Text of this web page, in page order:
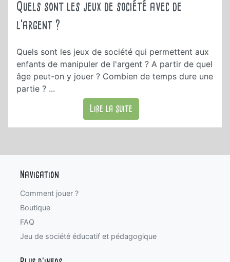
Quels sont les jeux de société avec de
l'argent ?
Quels sont les jeux de société qui permettent aux
enfants de manipuler de l'argent ? A partir de quel
âge peut-on y jouer ? Combien de temps dure une
partie ? ...
Lire la suite
Navigation
Comment jouer ?
Boutique
FAQ
Jeu de société éducatif et pédagogique